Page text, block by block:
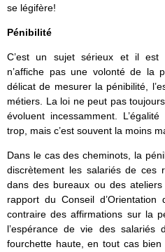
se légifère!
Pénibilité
C’est un sujet sérieux et il est
n’affiche pas une volonté de la
délicat de mesurer la pénibilité,
métiers. La loi ne peut pas
évoluent incessamment.
trop, mais c’est souvent la moins
Dans le cas des cheminots, la
discrètement les salariés de ces
dans des bureaux ou des
rapport du Conseil
contraire des affirmations sur la
l’espérance de vie des
fourchette haute, en tout cas